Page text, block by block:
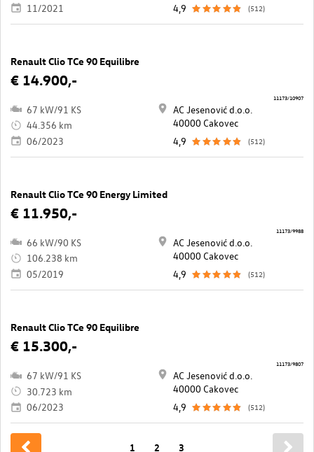
11/2021
4,9
(512)
Renault Clio TCe 90 Equilibre
€ 14.900,-
67 kW/91 KS
44.356 km
06/2023
AC Jesenović d.o.o.
40000 Cakovec
4,9
(512)
11173/10907
Renault Clio TCe 90 Energy Limited
€ 11.950,-
66 kW/90 KS
106.238 km
05/2019
AC Jesenović d.o.o.
40000 Cakovec
4,9
(512)
11173/9988
Renault Clio TCe 90 Equilibre
€ 15.300,-
67 kW/91 KS
30.723 km
06/2023
AC Jesenović d.o.o.
40000 Cakovec
4,9
(512)
11173/9807
1 2 3